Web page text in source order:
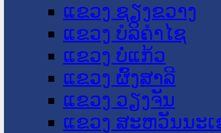
ແຂວງ ຊຽງຂວາງ
ແຂວງ ບໍລິຄໍາໄຊ
ແຂວງ ບໍ່ແກ້ວ
ແຂວງ ຜົ້ງສາລີ
ແຂວງ ວຽງຈັນ
ແຂວງ ສະຫວັນນະ